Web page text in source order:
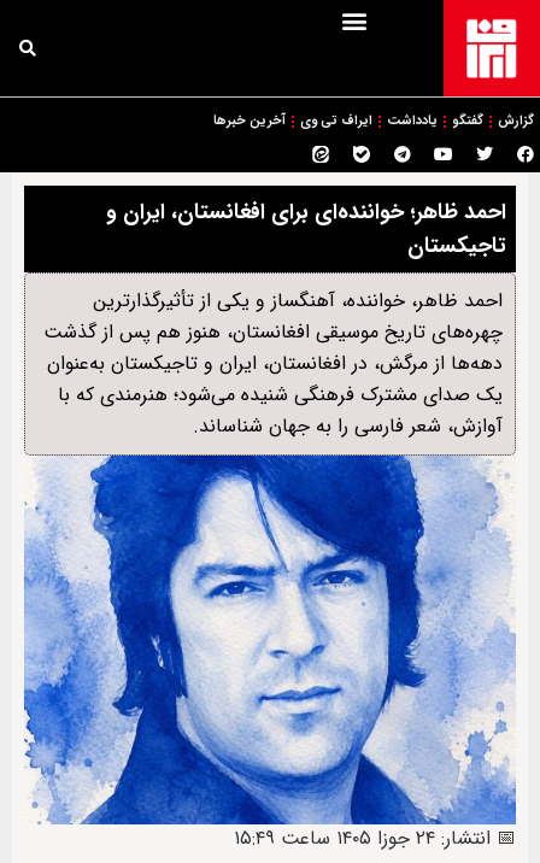
گزارش گفتگو یادداشت ایراف تی وی آخرین خبرها
احمد ظاهر؛ خواننده‌ای برای افغانستان، ایران و
تاجیکستان
احمد ظاهر، خواننده، آهنگساز و یکی از تأثیرگذارترین
چهره‌های تاریخ موسیقی افغانستان، هنوز هم پس از گذشت
دهه‌ها از مرگش، در افغانستان، ایران و تاجیکستان به‌عنوان
یک صدای مشترک فرهنگی شنیده می‌شود؛ هنرمندی که با
آوازش، شعر فارسی را به جهان شناساند.
📅 انتشار: ۲۴ جوزا ۱۴۰۵ ساعت ۱۵:۴۹